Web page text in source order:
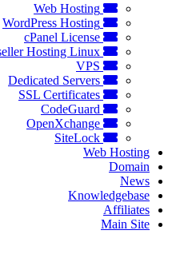
Web Hosting
Domain
News
Knowledgebase
Affiliates
Main Site